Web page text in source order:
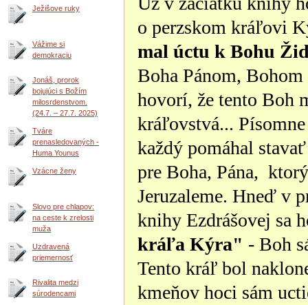
o perzskom kráľovi
mal úctu k Bohu
Boha Pánom, Bohom
hovorí, že tento Boh
kráľovstvá...
každý pomáhal
pre Boha, Pána,
Jeruzaleme. Hneď v
knihy Ezdrášovej sa
kráľa Kýra" - Boh
Tento kráľ bol
kmeňov hoci sám
Ježišove ruky
Vážime si
demokraciu
Jonáš, prorok
bojujúci s Božím
milosrdenstvom.
(24.7. – 27.7. 2025)
Tváre
prenasledovaných -
Huma Younus
Vzácne ženy
Slovo pre chlapov:
na ceste k zrelosti
muža
Uzdravená
priemernosť
Rivalita medzi
súrodencami